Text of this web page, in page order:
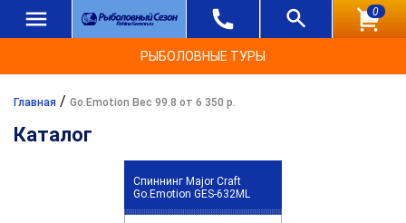
0
РЫБОЛОВНЫЕ ТУРЫ
Главная / Go.Emotion Вес 99.8 от 6 350 р.
Каталог
Спиннинг Major Craft
Go.Emotion GES-632ML